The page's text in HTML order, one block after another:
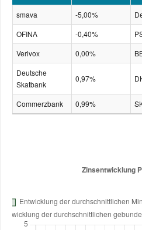
smava -5,00%
OFINA
-0,40%
Verivox
0,00%
Deutsche
Skatbank
0,97%
Commerzbank 0,99%